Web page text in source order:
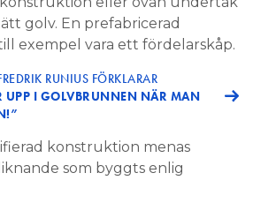
golv. En prefabricerad
exempel vara ett fördelarskåp.
RUNIUS FÖRKLARAR
UPP I GOLVBRUNNEN NÄR MAN
konstruktion menas
som byggts enlig